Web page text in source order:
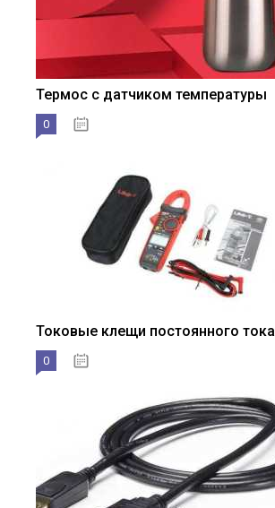
Термос с датчиком температуры
0
Токовые клещи постоянного тока
0